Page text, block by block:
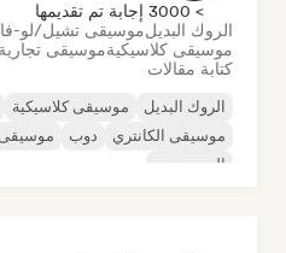
> 3000 إجابة تم تقديمها
الروك البديلموسيقى تشيل/لو-
موسيقى كلاسيكيةموسيقى
كتابة مقالات
الروك البديل موسيقى كلاسيكية
موسيقى الكانتري
دوب موسيقى
الهيب هوب